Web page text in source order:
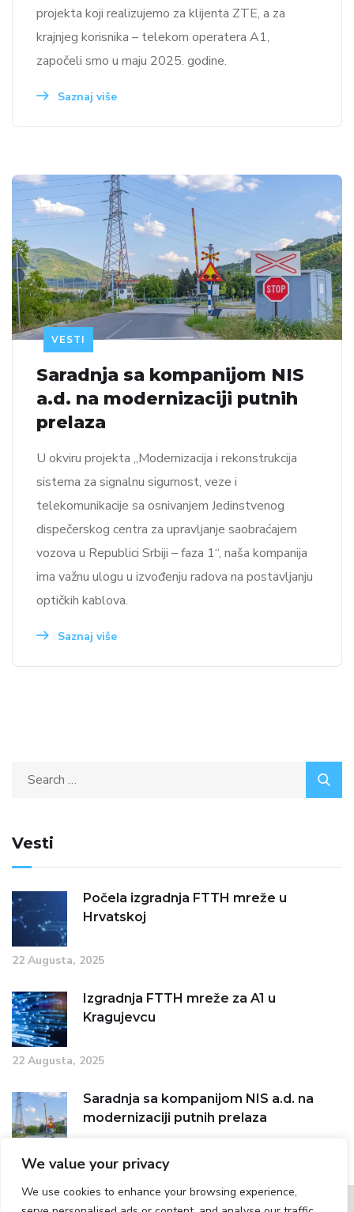
We value your privacy
We use cookies to enhance your browsing experience,
projekta koji realizujemo za klijenta ZTE, a za
krajnjeg korisnika – telekom operatera A1,
započeli smo u maju 2025. godine.
Saznaj više
VESTI
Saradnja sa kompanijom NIS
a.d. na modernizaciji putnih
prelaza
U okviru projekta „Modernizacija i rekonstrukcija
sistema za signalnu sigurnost, veze i
telekomunikacije sa osnivanjem Jedinstvenog
dispečerskog centra za upravljanje saobraćajem
vozova u Republici Srbiji – faza 1“, naša kompanija
ima važnu ulogu u izvođenju radova na postavljanju
optičkih kablova.
Saznaj više
Vesti
Počela izgradnja FTTH mreže u
Hrvatskoj
22 Augusta, 2025
Izgradnja FTTH mreže za A1 u
Kragujevcu
22 Augusta, 2025
Saradnja sa kompanijom NIS a.d. na
modernizaciji putnih prelaza